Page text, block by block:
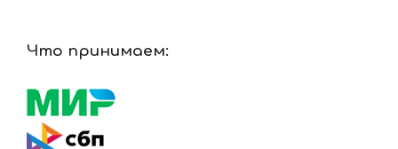
Что принимаем: